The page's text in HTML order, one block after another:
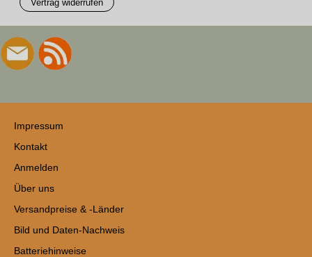
Vertrag widerrufen
Impressum
Kontakt
Anmelden
Über uns
Versandpreise & -Länder
Bild und Daten-Nachweis
Batteriehinweise